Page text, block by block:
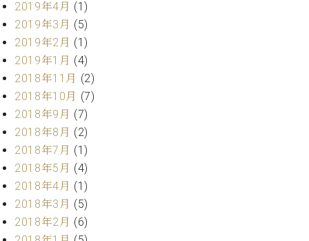
調
律
料
金
表
問
い
合
わ
せ
尾山調律師のブ
ログ Die
Musikgasse（音
楽の小道）
2019年4月 (1)
2019年3月 (5)
2019年2月 (1)
2019年1月 (4)
2018年11月 (2)
2018年10月 (7)
2018年9月 (7)
2018年8月 (2)
2018年7月 (1)
2018年5月 (4)
2018年4月 (1)
2018年3月 (5)
2018年2月 (6)